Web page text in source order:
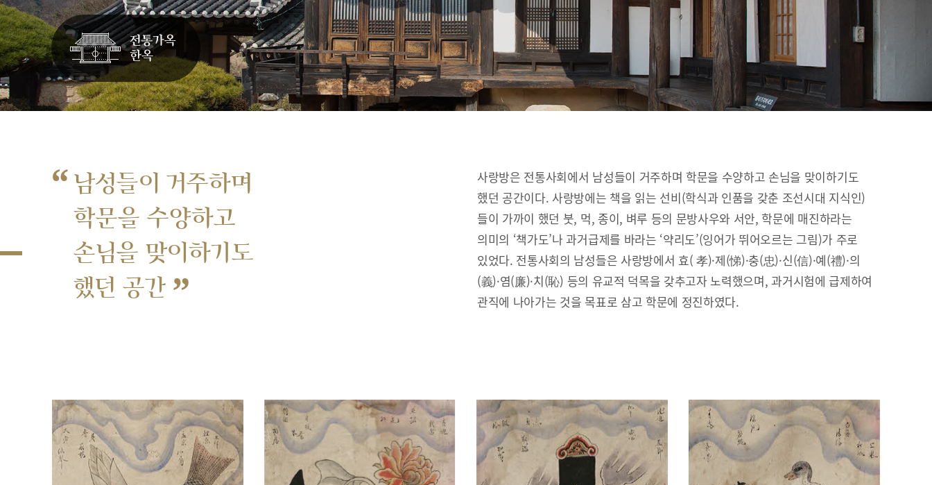
“ 남성들이 거주하며
학문을 수양하고
손님을 맞이하기도
했던 공간 ”
사랑방은 전통사회에서 남성들이 거주하며 학문을 수양하고 손님을 맞이하기도
했던 공간이다. 사랑방에는 책을 읽는 선비(학식과 인품을 갖춘 조선시대 지식인)
들이 가까이 했던 붓, 먹, 종이, 벼루 등의 문방사우와 서안, 학문에 매진하라는
의미의 ‘책가도’나 과거급제를 바라는 ‘약리도’(잉어가 뛰어오르는 그림)가 주로
있었다. 전통사회의 남성들은 사랑방에서 효( 孝)·제(悌)·충(忠)·신(信)·예(禮)·의
(義)·염(廉)·치(恥) 등의 유교적 덕목을 갖추고자 노력했으며, 과거시험에 급제하여
관직에 나아가는 것을 목표로 삼고 학문에 정진하였다.